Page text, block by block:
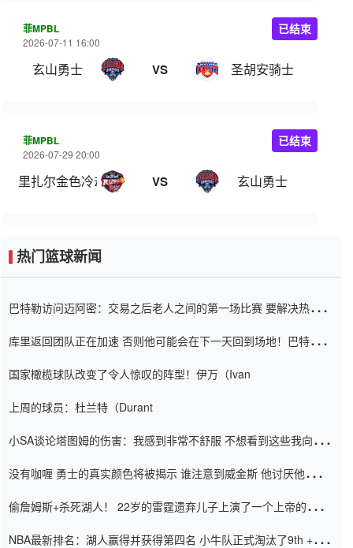
菲MPBL
2026-07-11 16:00
玄山勇士 VS 圣胡安骑士
已结束
菲MPBL
2026-07-29 20:00
里扎尔金色冷却器 VS 玄山勇士
已结束
热门篮球新闻
巴特勒访问迈阿密：交易之后老人之间的第一场比赛 要解决热情的
库里返回团队正在加速 否则他可能会在下一天回到场地！巴特勒迈
国家橄榄球队改变了令人惊叹的阵型！伊万（Ivan
上周的球员：杜兰特（Durant
小SA谈论塔图姆的伤害：我感到非常不舒服 不想看到这些我向他
没有咖喱 勇士的真实颜色将被揭示 谁注意到威金斯 他讨厌他的老
偷詹姆斯+杀死湖人！ 22岁的雷霆遗弃儿子上演了一个上帝的剧
NBA最新排名：湖人赢得并获得第四名 小牛队正式淘汰了9th + 76